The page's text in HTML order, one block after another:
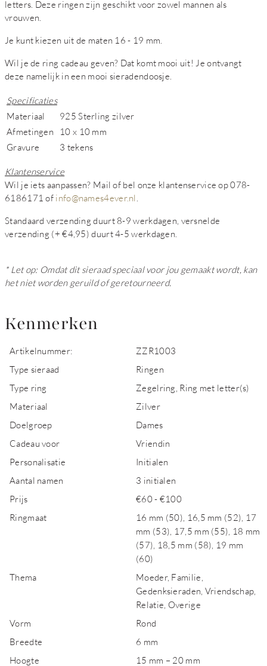
letters. Deze ringen zijn geschikt voor zowel mannen als
vrouwen.
Je kunt kiezen uit de maten 16 - 19 mm.
Wil je de ring cadeau geven? Dat komt mooi uit! Je ontvangt
deze namelijk in een mooi sieradendoosje.
Specificaties
Materiaal
925 Sterling zilver
Afmetingen
10 x 10 mm
Gravure
3 tekens
Klantenservice
Wil je iets aanpassen? Mail of bel onze klantenservice op 078-
6186171 of info@names4ever.nl
Standaard verzending duurt 8-9 werkdagen, versnelde
verzending (+ €4,95) duurt 4-5 werkdagen.
* Let op: Omdat dit sieraad speciaal voor jou gemaakt wordt, kan
het niet worden geruild of geretourneerd.
Kenmerken
Artikelnummer:
ZZR1003
Type sieraad
Ringen
Type ring
Zegelring, Ring met letter(s)
Materiaal
Zilver
Doelgroep
Dames
Cadeau voor
Vriendin
Personalisatie
Initialen
Aantal namen
3 initialen
Prijs
€60 - €100
Ringmaat
16 mm (50), 16,5 mm (52), 17
mm (53), 17,5 mm (55), 18 mm
(57), 18,5 mm (58), 19 mm
(60)
Thema
Moeder, Familie,
Gedenksieraden, Vriendschap,
Relatie, Overige
Vorm
Rond
Breedte
6 mm
Hoogte
15 mm – 20 mm